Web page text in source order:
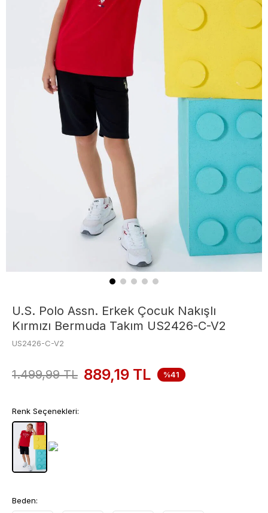
U.S. Polo Assn. Erkek Çocuk Nakışlı
Kırmızı Bermuda Takım US2426-C-V2
US2426-C-V2
1.499,99TL 889,19 TL %41
Renk Seçenekleri:
Beden: